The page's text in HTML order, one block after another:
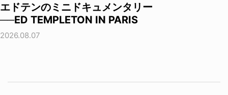
エドテンのミニドキュメンタリー
──ED TEMPLETON IN PARIS
2026.08.07